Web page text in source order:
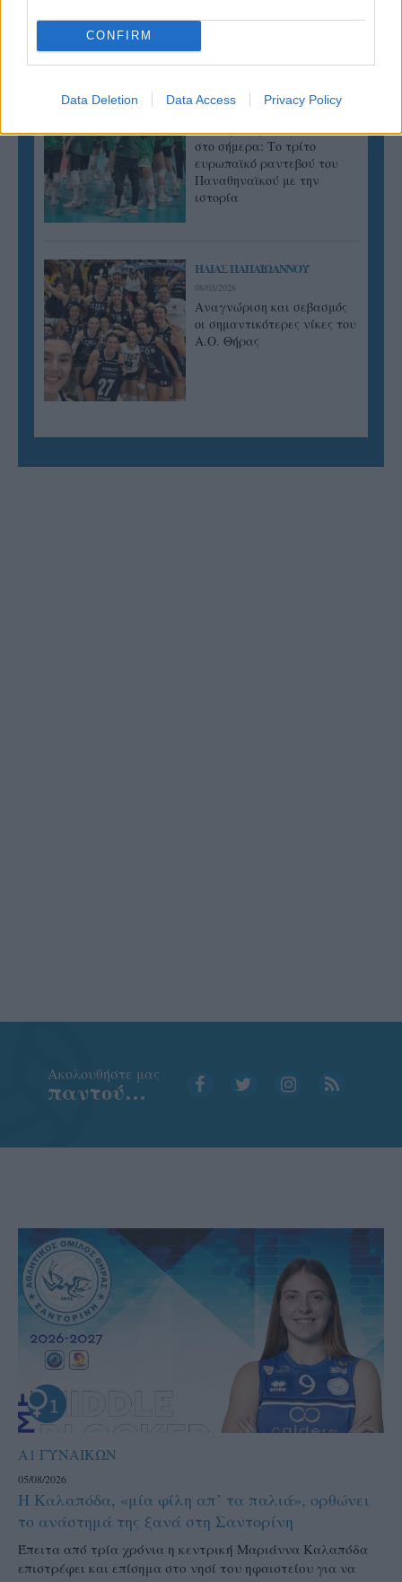
CONFIRM
Data Deletion Data Access Privacy Policy
ΓΝΩΜΕΣ
ΠΕΝΥ ΡΟΝΤΟΓΙΑΝΝΗ
στο σήμερα: Tο τρίτο
ευρωπαϊκό ραντεβού του
Παναθηναϊκού με την
ιστορία
ΗΛΙΑΣ ΠΑΠΑΪΩΑΝΝΟΥ
08/03/2026
Αναγνώριση και σεβασμός
οι σημαντικότερες νίκες του
Α.Ο. Θήρας
Aκολουθήστε μας
παντού…
Α1 ΓΥΝΑΙΚΩΝ
05/08/2026
Η Καλαπόδα, «μία φίλη απ’ τα παλιά», ορθώνει
το ανάστημά της ξανά στη Σαντορίνη
Έπειτα από τρία χρόνια η κεντρική Μαριάννα Καλαπόδα
επιστρέφει και επίσημα στο νησί του ηφαιστείου για να